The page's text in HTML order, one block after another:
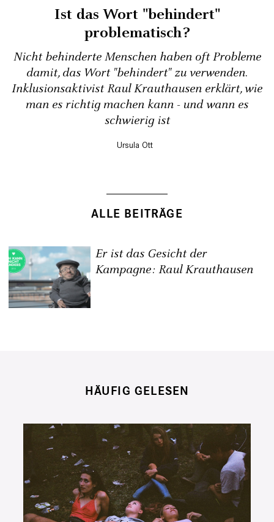
Ist das Wort "behindert"
problematisch?
Nicht behinderte Menschen haben oft Probleme
damit, das Wort "behindert" zu verwenden.
Inklusionsaktivist Raul Krauthausen erklärt, wie
man es richtig machen kann - und wann es
schwierig ist
Ursula Ott
ALLE BEITRÄGE
Er ist das Gesicht der
Kampagne: Raul Krauthausen
HÄUFIG GELESEN